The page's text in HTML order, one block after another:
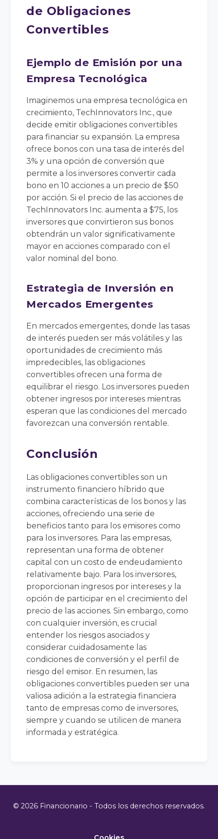
de Obligaciones
Convertibles
Ejemplo de Emisión por una
Empresa Tecnológica
Imaginemos una empresa tecnológica en
crecimiento, TechInnovators Inc., que
decide emitir obligaciones convertibles
para financiar su expansión. La empresa
ofrece bonos con una tasa de interés del
3% y una opción de conversión que
permite a los inversores convertir cada
bono en 10 acciones a un precio de $50
por acción. Si el precio de las acciones de
TechInnovators Inc. aumenta a $75, los
inversores que convirtieron sus bonos
obtendrán un valor significativamente
mayor en acciones comparado con el
valor nominal del bono.
Estrategia de Inversión en
Mercados Emergentes
En mercados emergentes, donde las tasas
de interés pueden ser más volátiles y las
oportunidades de crecimiento más
impredecibles, las obligaciones
convertibles ofrecen una forma de
equilibrar el riesgo. Los inversores pueden
obtener ingresos por intereses mientras
esperan que las condiciones del mercado
favorezcan una conversión rentable.
Conclusión
Las obligaciones convertibles son un
instrumento financiero híbrido que
combina características de los bonos y las
acciones, ofreciendo una serie de
beneficios tanto para los emisores como
para los inversores. Para las empresas,
representan una forma de obtener
capital con un costo de endeudamiento
relativamente bajo. Para los inversores,
proporcionan ingresos por intereses y la
opción de participar en el crecimiento del
precio de las acciones. Sin embargo, como
con cualquier inversión, es crucial
entender los riesgos asociados y
considerar cuidadosamente las
condiciones de conversión y el perfil de
riesgo del emisor. En resumen, las
obligaciones convertibles pueden ser una
valiosa adición a la estrategia financiera
tanto de empresas como de inversores,
siempre y cuando se utilicen de manera
informada y estratégica.
© 2026 Financionario - Todos los derechos reservados.